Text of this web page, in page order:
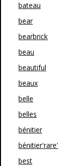
bateau
bear
bearbrick
beau
beautiful
beaux
belle
belles
bénitier
bénitier'rare'
best